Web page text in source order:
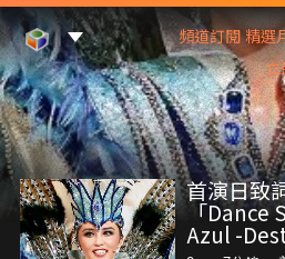
Mod Web頻道訂閱
立
精選
首演日致
「Dance
Azul -